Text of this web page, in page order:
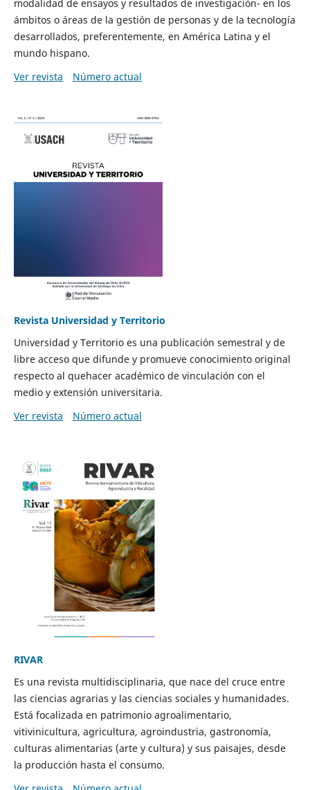
modalidad de ensayos y resultados de investigación- en los
ámbitos o áreas de la gestión de personas y de la tecnología
desarrollados, preferentemente, en América Latina y el
mundo hispano.
Ver revista
Número actual
Revista Universidad y Territorio
Universidad y Territorio es una publicación semestral y de
libre acceso que difunde y promueve conocimiento original
respecto al quehacer académico de vinculación con el
medio y extensión universitaria.
Ver revista
Número actual
RIVAR
Es una revista multidisciplinaria, que nace del cruce entre
las ciencias agrarias y las ciencias sociales y humanidades.
Está focalizada en patrimonio agroalimentario,
vitivinicultura, agricultura, agroindustria, gastronomía,
culturas alimentarias (arte y cultura) y sus paisajes, desde
la producción hasta el consumo.